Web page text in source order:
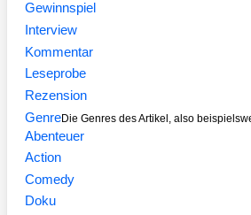
Gewinnspiel
Interview
Kommentar
Leseprobe
Rezension
GenreDie Genres des Artikel, also
Abenteuer
Action
Comedy
Doku